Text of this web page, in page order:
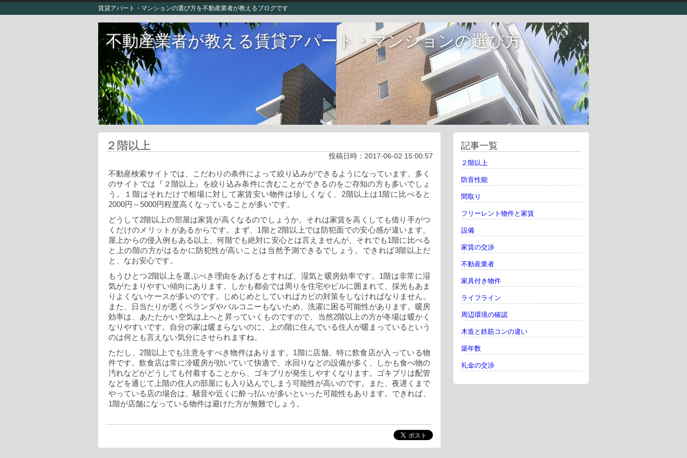
賃貸アパート・マンションの選び方を不動産業者が教えるブログです
不動産業者が教える賃貸アパート・マンションの選び方
２階以上
投稿日時： 2017-06-02 15:00:57
不動産検索サイトでは、こだわりの条件によって絞り込みができるようになっています。多く
のサイトでは『２階以上』を絞り込み条件に含むことができるのをご存知の方も多いでしょ
う。１階はそれだけで相場に対して家賃安い物件は珍しくなく、2階以上は1階に比べると
2000円～5000円程度高くなっていることが多いです。
どうして2階以上の部屋は家賃が高くなるのでしょうか。それは家賃を高くしても借り手がつ
くだけのメリットがあるからです。まず、1階と2階以上では防犯面での安心感が違います。
屋上からの侵入例もある以上、何階でも絶対に安心とは言えませんが、それでも1階に比べる
と上の階の方がはるかに防犯性が高いことは当然予測できるでしょう。できれば3階以上だ
と、なお安心です。
もうひとつ2階以上を選ぶべき理由をあげるとすれば、湿気と暖房効率です。1階は非常に湿
気がたまりやすい傾向にあります。しかも都会では周りを住宅やビルに囲まれて、採光もあま
りよくないケースが多いのです。じめじめとしていればカビの対策をしなければなりません。
また、日当たりが悪くベランダやバルコニーもないため、洗濯に困る可能性があります。暖房
効率は、あたたかい空気は上へと昇っていくものですので、当然2階以上の方が冬場は暖かく
なりやすいです。自分の家は暖まらないのに、上の階に住んでいる住人が暖まっているという
のは何とも言えない気分にさせられますね。
ただし、2階以上でも注意をすべき物件はあります。1階に店舗、特に飲食店が入っている物
件です。飲食店は常に冷暖房が効いていて快適で、水回りなどの設備が多く、しかも食べ物の
汚れなどがどうしても付着することから、ゴキブリが発生しやすくなります。ゴキブリは配管
などを通じて上階の住人の部屋にも入り込んでしまう可能性が高いのです。また、夜遅くまで
やっている店の場合は、騒音や近くに酔っ払いが多いといった可能性もあります。できれば、
1階が店舗になっている物件は避けた方が無難でしょう。
記事一覧
２階以上
防音性能
間取り
フリーレント物件と家賃
設備
家賃の交渉
不動産業者
家具付き物件
ライフライン
周辺環境の確認
木造と鉄筋コンの違い
築年数
礼金の交渉